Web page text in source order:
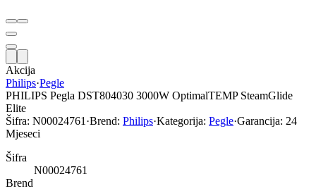
Akcija
Philips·Pegle
PHILIPS Pegla DST804030 3000W OptimalTEMP SteamGlide
Elite
Šifra: N00024761 ·Brend: Philips·Kategorija: Pegle·Garancija: 24
Mjeseci
Šifra
N00024761
Brend